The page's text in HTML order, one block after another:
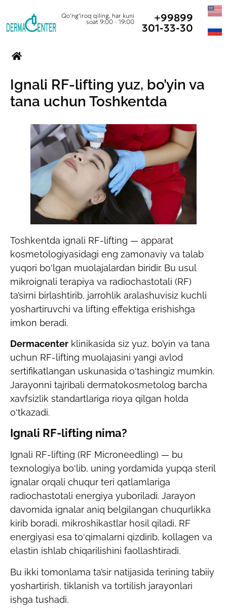
Qo‘ng‘iroq qiling, har kuni
soat 9:00 - 19:00
+99899
301-33-30
Ignali RF-lifting yuz, bo’yin va
tana uchun Toshkentda
Toshkentda ignali RF-lifting — apparat
kosmetologiyasidagi eng zamonaviy va talab
yuqori bo‘lgan muolajalardan biridir. Bu usul
mikroignali terapiya va radiochastotali (RF)
ta’sirni birlashtirib, jarrohlik aralashuvisiz kuchli
yoshartiruvchi va lifting effektiga erishishga
imkon beradi.
Dermacenter klinikasida siz yuz, bo’yin va tana
uchun RF-lifting muolajasini yangi avlod
sertifikatlangan uskunasida o‘tashingiz mumkin.
Jarayonni tajribali dermatokosmetolog barcha
xavfsizlik standartlariga rioya qilgan holda
o‘tkazadi.
Ignali RF-lifting nima?
Ignali RF-lifting (RF Microneedling) — bu
texnologiya bo‘lib, uning yordamida yupqa steril
ignalar orqali chuqur teri qatlamlariga
radiochastotali energiya yuboriladi. Jarayon
davomida ignalar aniq belgilangan chuqurlikka
kirib boradi, mikroshikastlar hosil qiladi, RF
energiyasi esa to‘qimalarni qizdirib, kollagen va
elastin ishlab chiqarilishini faollashtiradi.
Bu ikki tomonlama ta’sir natijasida terining tabiiy
yoshartirish, tiklanish va tortilish jarayonlari
ishga tushadi.